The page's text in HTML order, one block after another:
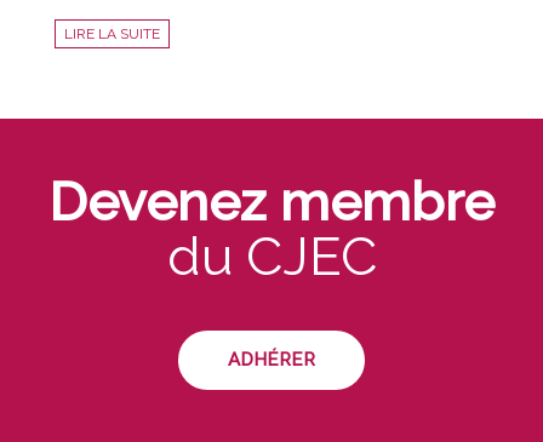
LIRE LA SUITE
Devenez membre
du CJEC
ADHÉRER